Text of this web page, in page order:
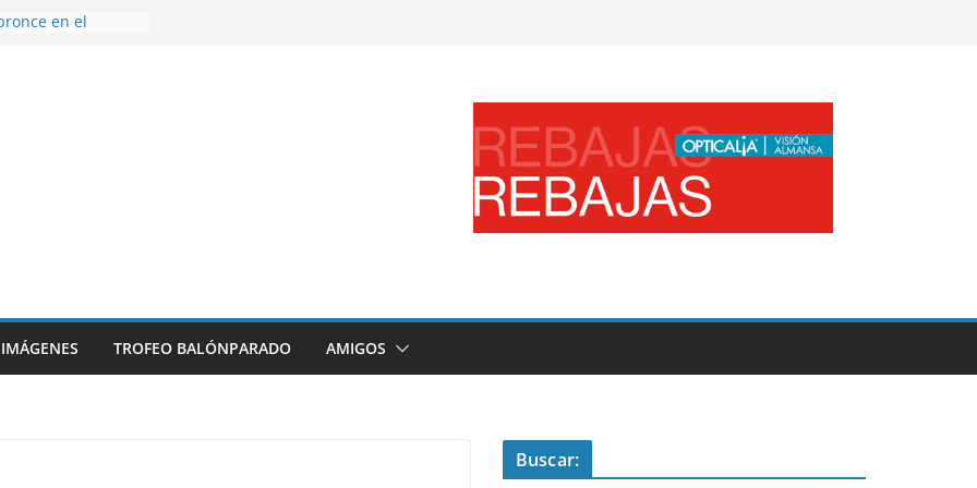
en el
la plantilla y
de
sumando
IMÁGENES TROFEO BALÓNPARADO AMIGOS
Buscar: